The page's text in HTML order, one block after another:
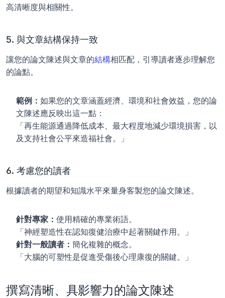
高清晰度與相關性。
5. 與文章結構保持一致
讓您的論文陳述與文章的結構相匹配，引導讀者逐步理解您
的論點。
範例： 如果您的文章涵蓋經濟、環境和社會效益，您的論
文陳述應反映出這一點：
「再生能源通過降低成本、最大程度地減少環境損害，以
及支持社會公平來造福社會。」
6. 考慮您的讀者
根據讀者的期望和知識水平來量身客製您的論文陳述。
針對專家： 使用精確的專業術語。
「神經塑造性在認知復健治療中起著關鍵作用。」
針對一般讀者： 簡化複雜的概念。
「大腦的可塑性是促進受傷後心理康復的關鍵。」
撰寫清晰、具影響力的論文陳述